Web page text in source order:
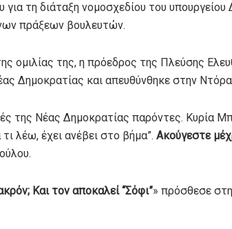
τη διάταξη νομοσχεδίου του
πράξεων βουλευτών.
ομιλίας της, η πρόεδρος της Πλεύσης
Δημοκρατίας και απευθύνθηκε στην
της Νέας Δημοκρατίας παρόντες. Κυρία
λέω, έχει ανέβει στο βήμα”. Ακούγεστε
Και τον αποκαλεί “Σόφι”» πρόσθεσε